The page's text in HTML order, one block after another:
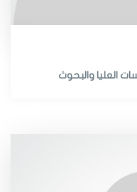
العليا والبحوث